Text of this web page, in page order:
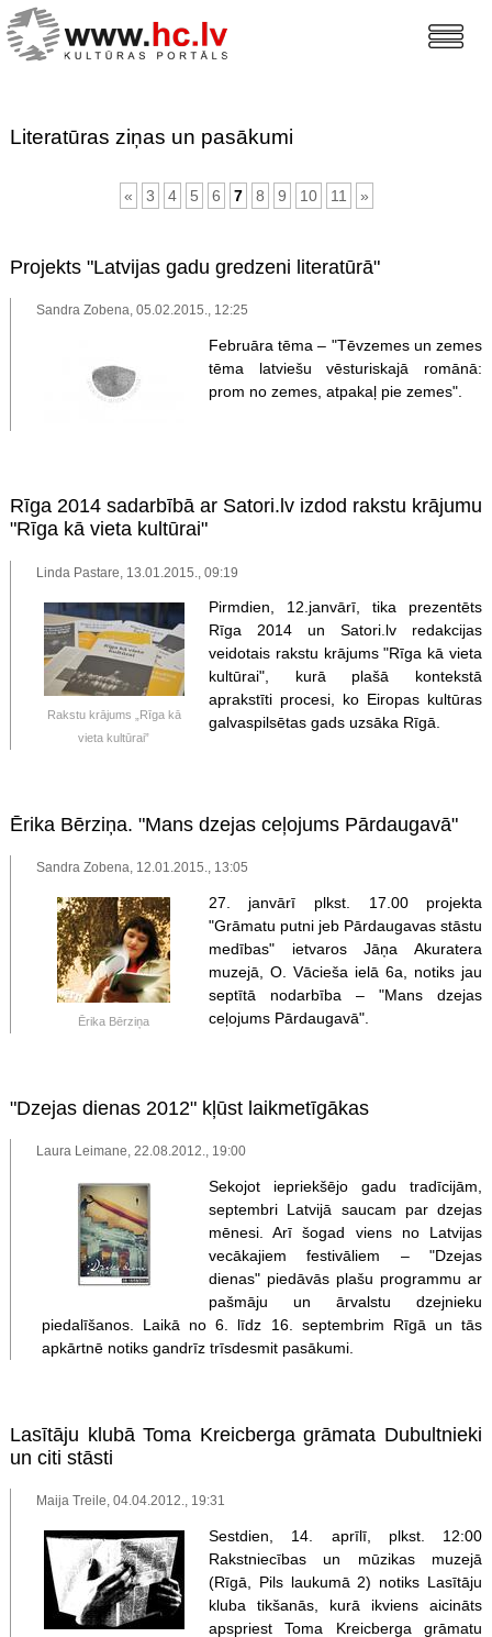
Literatūras ziņas un pasākumi
« 3 4 5 6 7 8 9 10 11 »
Projekts "Latvijas gadu gredzeni literatūrā"
Sandra Zobena, 05.02.2015., 12:25
Februāra tēma – "Tēvzemes un zemes
tēma latviešu vēsturiskajā romānā:
prom no zemes, atpakaļ pie zemes".
Rīga 2014 sadarbībā ar Satori.lv izdod rakstu krājumu
"Rīga kā vieta kultūrai"
Linda Pastare, 13.01.2015., 09:19
Rakstu krājums „Rīga kā
vieta kultūrai”
Pirmdien, 12.janvārī, tika prezentēts
Rīga 2014 un Satori.lv redakcijas
veidotais rakstu krājums "Rīga kā vieta
kultūrai", kurā plašā kontekstā
aprakstīti procesi, ko Eiropas kultūras
galvaspilsētas gads uzsāka Rīgā.
Ērika Bērziņa. "Mans dzejas ceļojums Pārdaugavā"
Sandra Zobena, 12.01.2015., 13:05
Ērika Bērziņa
27. janvārī plkst. 17.00 projekta
"Grāmatu putni jeb Pārdaugavas stāstu
medības" ietvaros Jāņa Akuratera
muzejā, O. Vācieša ielā 6a, notiks jau
septītā nodarbība – "Mans dzejas
ceļojums Pārdaugavā".
"Dzejas dienas 2012" kļūst laikmetīgākas
Laura Leimane, 22.08.2012., 19:00
Sekojot iepriekšējo gadu tradīcijām,
septembri Latvijā saucam par dzejas
mēnesi. Arī šogad viens no Latvijas
vecākajiem festivāliem – "Dzejas
dienas" piedāvās plašu programmu ar
pašmāju un ārvalstu dzejnieku
piedalīšanos. Laikā no 6. līdz 16. septembrim Rīgā un tās
apkārtnē notiks gandrīz trīsdesmit pasākumi.
Lasītāju klubā Toma Kreicberga grāmata Dubultnieki
un citi stāsti
Maija Treile, 04.04.2012., 19:31
Sestdien, 14. aprīlī, plkst. 12:00
Rakstniecības un mūzikas muzejā
(Rīgā, Pils laukumā 2) notiks Lasītāju
kluba tikšanās, kurā ikviens aicināts
apspriest Toma Kreicberga grāmatu